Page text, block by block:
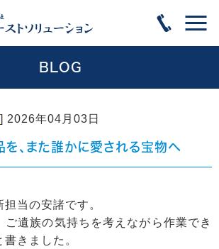
BLOG
] 2026年04月03日
を、また誰かに愛される宝物へ
当の安諸です。
ご遺族の気持ちを考えながら作業でき
きました。